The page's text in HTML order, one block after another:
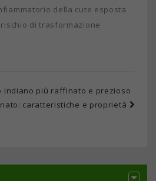
della cute esposta
di trasformazione
indiano più raffinato e prezioso
caratteristiche e proprietà